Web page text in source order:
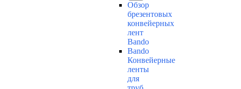
Обзор
брезентовых
конвейерных
лент
Bando
Bando
Конвейерные
ленты
для